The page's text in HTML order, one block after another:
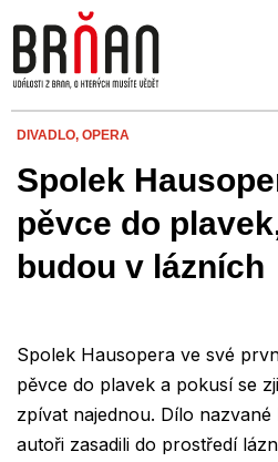
DIVADLO, OPERA
Spolek
pěvce do
budou v lázních
Spolek Hausopera ve své
pěvce do plavek a pokusí se
zpívat najednou. Dílo
autoři zasadili do prostředí